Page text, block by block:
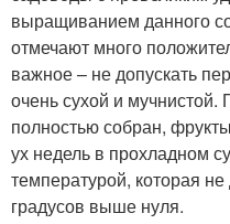
выращиванием данного
отмечают много
важное – не допускать
очень сухой и мучнистой.
полностью собран,
ух недель в прохладном
температурой, которая
градусов выше нуля.